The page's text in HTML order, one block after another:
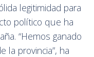
legitimidad para
político que ha
“Hemos ganado
la provincia”, ha